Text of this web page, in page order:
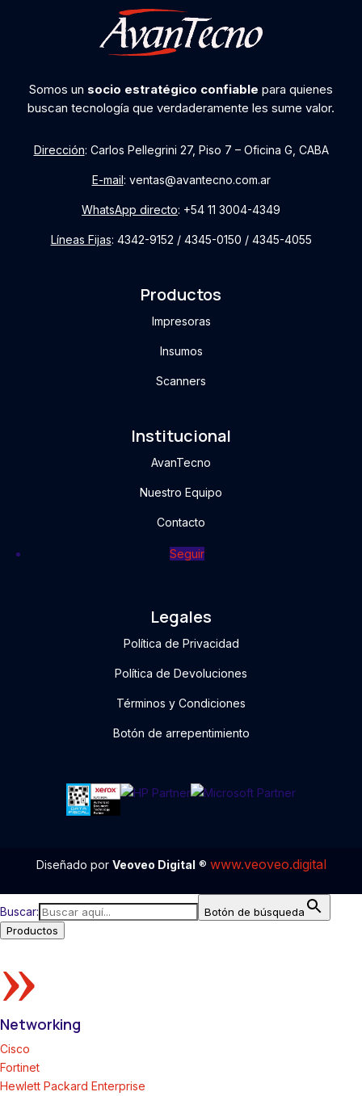
Somos un socio estratégico confiable para quienes
buscan tecnología que verdaderamente les sume valor.
Dirección: Carlos Pellegrini 27, Piso 7 – Oficina G, CABA
E-mail: ventas@avantecno.com.ar
WhatsApp directo: +54 11 3004-4349
Líneas Fijas: 4342-9152 / 4345-0150 / 4345-4055
Productos
Impresoras
Insumos
Scanners
Institucional
AvanTecno
Nuestro Equipo
Contacto
Seguir
Legales
Política de Privacidad
Política de Devoluciones
Términos y Condiciones
Botón de arrepentimiento
Diseñado por Veoveo Digital ® www.veoveo.digital
Buscar:
Botón de búsqueda
Productos
»
Networking
Cisco
Fortinet
Hewlett Packard Enterprise